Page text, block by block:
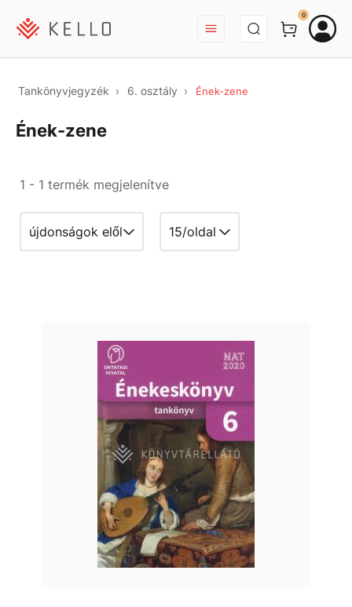
BEJELENTKEZÉS
0
Tankönyvjegyzék 6. osztály Ének-zene
Ének-zene
1 - 1 termék megjelenítve